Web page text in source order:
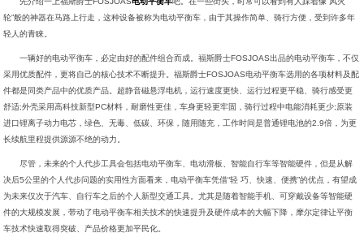
轮”般的神器在马路上行走，这种设备被称为电动平衡车，由于其操作简单、骑行方便，受到许多年
轻人的青睐。
一辆好的电动平衡车，必定由好的配件组合而成。福斯爵士FOSJOAS出品的电动平衡车，不仅
采用优质配件，更将自己的核心技术不断提升。福斯爵士FOSJOAS电动平衡车选用的各项材料及配
件都是同类产品中的优质产品。超静音磁悬浮电机，运行速度更快、运行过程更平稳、骑行感受更
舒适;外壳采用高科技新型PC材料，耐磨性更佳，车身更轻更牢固，骑行过程中电能消耗更少;原装
进口锂离子动力电芯，绿色、无毒、低碳、环保，随用随充，工作时间是普通锂电池的2.9倍，为更
长续航里程提供源源不绝的动力。
尽管，未来的个人代步工具会包括电动平衡车、电动滑板、智能自行车等智能硬件，但是从解
决后5公里的个人代步问题的实用性方面看来，电动平衡车凭借“轻 巧、快速、便携”的优点，有望成
为未来仅次于汽车、自行车之后的个人新型交通工具。尤其是随着智能手机、可穿戴设备等智能硬
件的大规模发展，带动了电动平衡车相关技术的快速提升及硬件成本的大幅下降，摩尔定律让平衡
车技术快速取得突破、产品价格更加平民化。